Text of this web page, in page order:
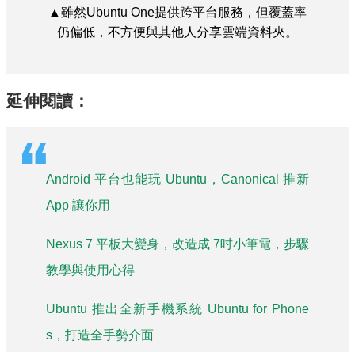
▲雖然Ubuntu One提供跨平台服務，但覆蓋率
仍偏低，不方便與其他人分享雲端資料夾。
延伸閱讀：
Android 平台也能玩 Ubuntu，Canonical 推新
App 讓你用
Nexus 7 平板大變身，改造成 7吋小筆電，步驟
教學與使用心得
Ubuntu 推出全新手機系統 Ubuntu for Phone
s，打造全手勢介面